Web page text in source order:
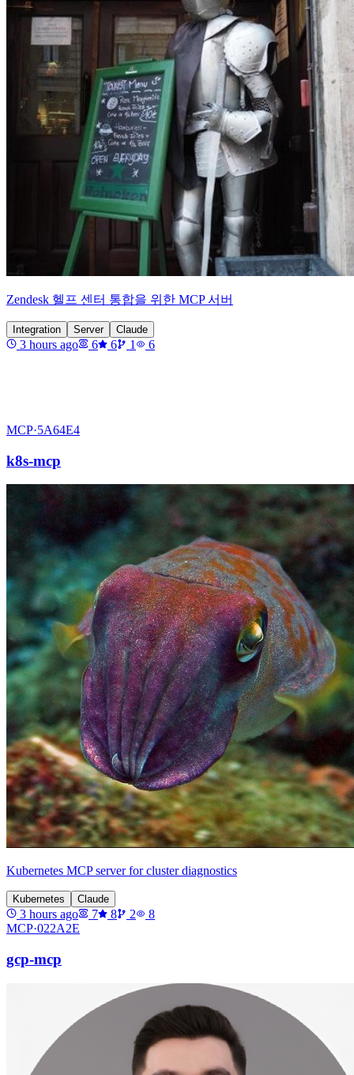
Zendesk 헬프 센터 통합을 위한 MCP 서버
Integration Server Claude
3 hours ago 6 6 1 6
MCP·5A64E4
k8s-mcp
Kubernetes MCP server for cluster diagnostics
Kubernetes Claude
3 hours ago 7 8 2
8
MCP·022A2E
gcp-mcp